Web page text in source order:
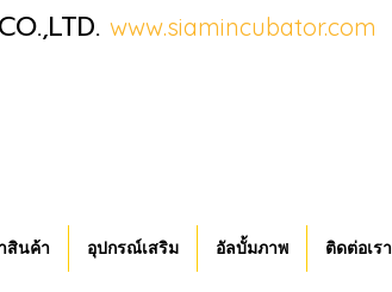
www.siamincubator.com
สินค้า อุปกรณ์เสริม อัลบั้มภาพ ติดต่อเรา